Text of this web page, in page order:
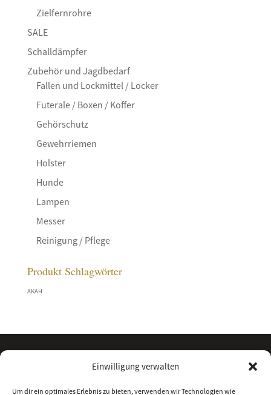
Einwilligung verwalten
Um dir ein optimales Erlebnis zu bieten, verwenden wir Technologien wie
Zielfernrohre
SALE
Schalldämpfer
Zubehör und Jagdbedarf
Fallen und Lockmittel / Locker
Futerale / Boxen / Koffer
Gehörschutz
Gewehrriemen
Holster
Hunde
Lampen
Messer
Reinigung / Pflege
Produkt Schlagwörter
AKAH